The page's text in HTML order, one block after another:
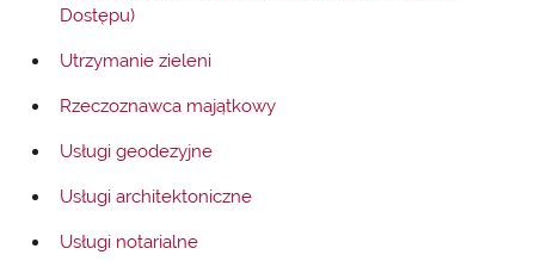
Dostępu)
Utrzymanie zieleni
Rzeczoznawca majątkowy
Usługi geodezyjne
Usługi architektoniczne
Usługi notarialne